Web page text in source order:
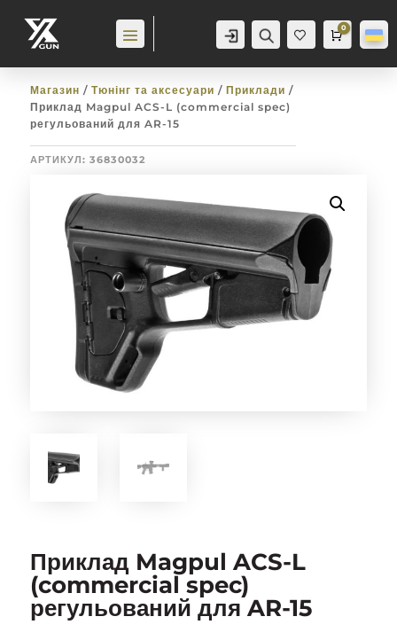
Аккаунт Пошук
Баж
анн
Cart
0
0,0грн
Магазин / Тюнінг та аксесуари / Приклади /
Приклад Magpul ACS-L (commercial spec)
регульований для AR-15
АРТИКУЛ: 36830032
Приклад Magpul ACS-L
(commercial spec)
регульований для AR-15